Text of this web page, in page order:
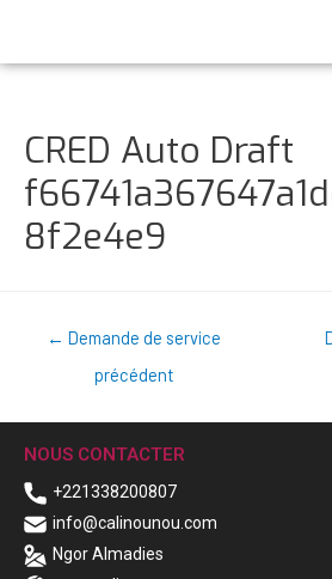
CRED Auto Draft
8f2e4e9
← Demande de service
précédent
NOUS CONTACTER
+221338200807
info@calinounou.com
Ngor Almadies